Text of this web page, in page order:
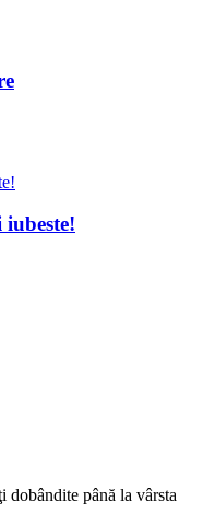
dobândite până la vârsta